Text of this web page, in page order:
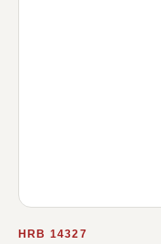
HRB 14327